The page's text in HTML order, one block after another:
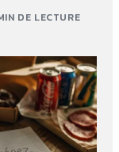
DE LECTURE